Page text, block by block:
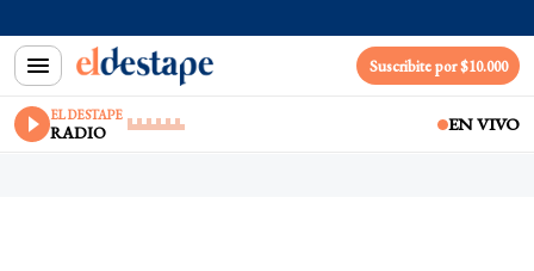
Suscribite por $10.000
EL DESTAPE
RADIO EN VIVO